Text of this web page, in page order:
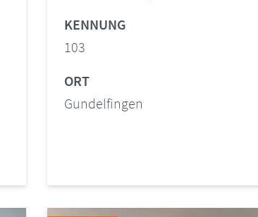
KENNUNG
103
ORT
Gundelfingen